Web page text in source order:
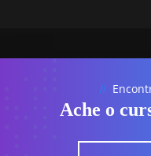
//
Ache o